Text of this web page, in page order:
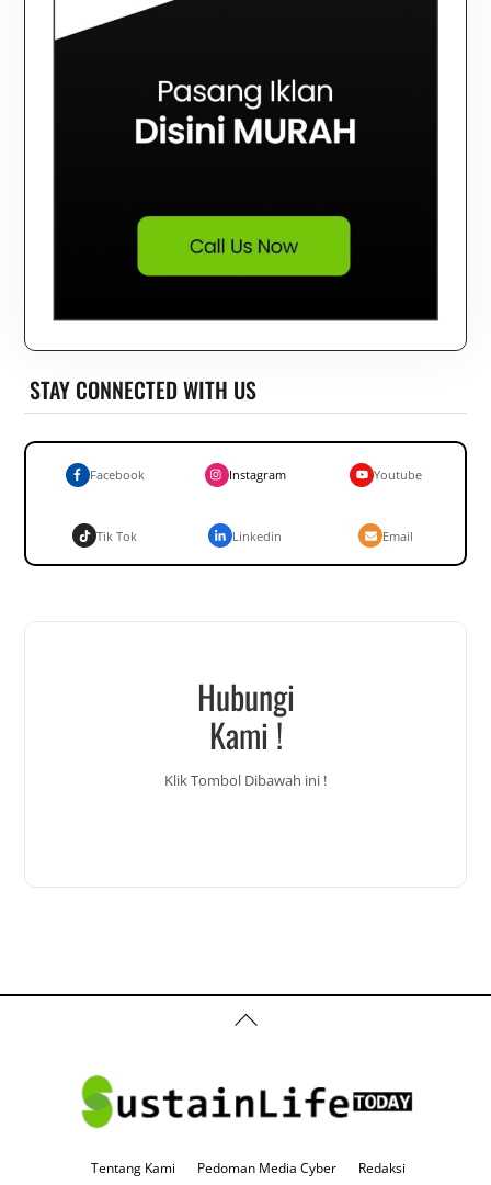
STAY CONNECTED WITH US
Facebook Instagram Youtube
Tik Tok Linkedin Email
Hubungi
Kami !
Klik Tombol Dibawah ini !
Back
To
Tentang Kami Pedoman Media Cyber Redaksi